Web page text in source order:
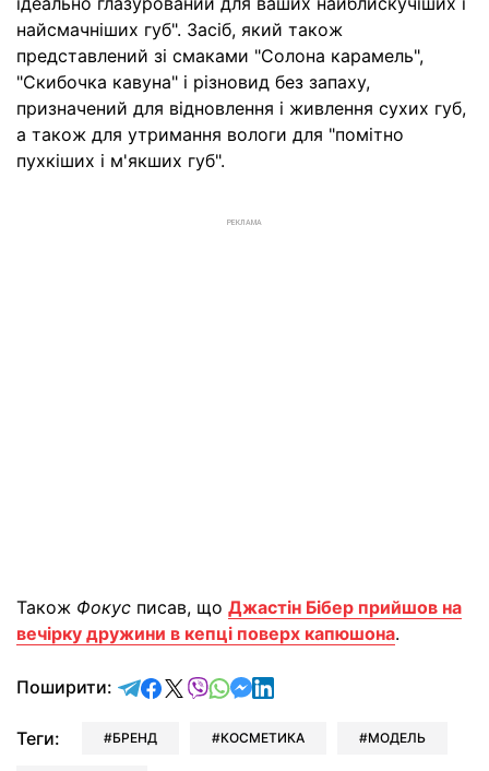
найсмачніших губ". Засіб, який також
представлений зі смаками "Солона карамель",
"Скибочка кавуна" і різновид без запаху,
призначений для відновлення і живлення сухих губ,
а також для утримання вологи для "помітно
пухкіших і м'якших губ".
РЕКЛАМА
Також Фокус писав, що Джастін Бібер прийшов на
вечірку дружини в кепці поверх капюшона.
Поширити: відправити у Telegram
поділитись у Facebook
поділитись у X
відправити у Viber
відправити у Whatsapp
відправити у Messenger
відправити у LinkedIn
Теги: БРЕНД КОСМЕТИКА МОДЕЛЬ